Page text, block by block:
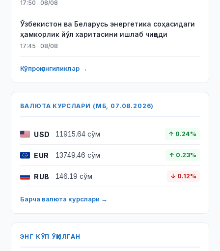
17:50 · 08/08
Ўзбекистон ва Беларусь энергетика соҳасидаги
ҳамкорлик йўл харитасини ишлаб чиқади
17:45 · 08/08
Кўпроқ янгиликлар →
ВАЛЮТА КУРСЛАРИ (МБ, 07.08.2026)
USD 11915.64 сўм ↑ 0.24%
EUR 13749.46 сўм ↑ 0.23%
RUB 146.19 сўм ↓ 0.12%
Барча валюта курслари →
ЭНГ КЎП ЎҚИЛГАН